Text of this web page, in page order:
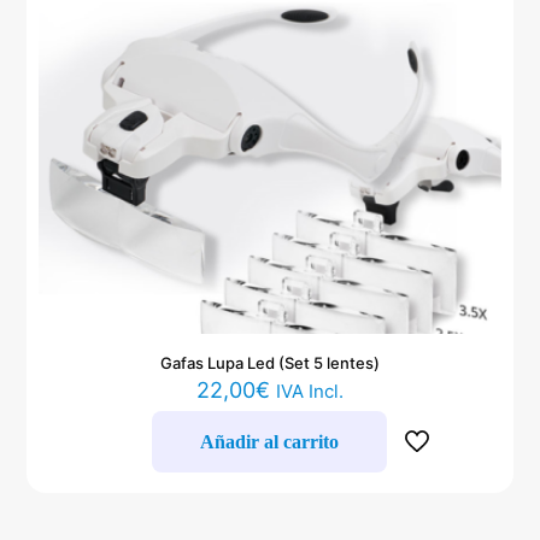
Gafas Lupa Led (Set 5 lentes)
22,00€ IVA Incl.
Añadir al carrito